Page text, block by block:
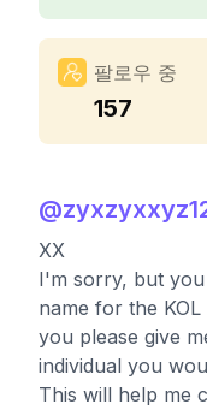
팔로우 중
157
@
XX
I'm sorry, but
name for the
you please give
individual you
This will help me